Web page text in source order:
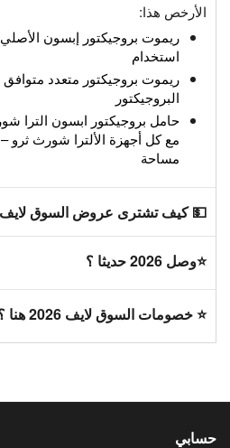
الأرخص هذا:
ريموت بروجيكتور إبسون
استخدام
ريموت بروجيكتور متعدد
البروجيكتور
حامل بروجيكتور ابسون الترا
مع كل أجهزة الألترا شورث
مساحة
💵 كيف تشترى عروض السوق
⭐وصل 2026 حديثا ؟
⭐ خصومات السوق لايف 2026 هنا ؟
حسابي